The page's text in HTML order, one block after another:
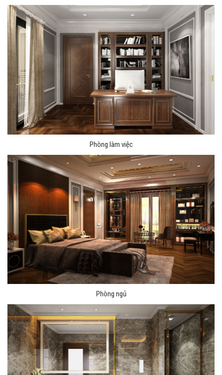
Phòng làm việc
Phòng ngủ